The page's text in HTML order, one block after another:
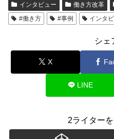
インタビュー 働き方改革
#働き方
#事例 インタ
シェ
X
LINE
2ライター